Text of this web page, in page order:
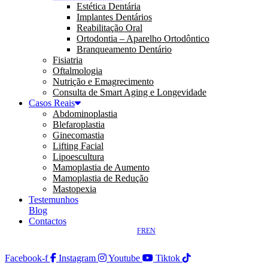
Estética Dentária
Implantes Dentários
Reabilitação Oral
Ortodontia – Aparelho Ortodôntico
Branqueamento Dentário
Fisiatria
Oftalmologia
Nutrição e Emagrecimento
Consulta de Smart Aging e Longevidade
Casos Reais
Abdominoplastia
Blefaroplastia
Ginecomastia
Lifting Facial
Lipoescultura
Mamoplastia de Aumento
Mamoplastia de Redução
Mastopexia
Testemunhos
Blog
Contactos
EN
FR
Facebook-f Instagram Youtube Tiktok